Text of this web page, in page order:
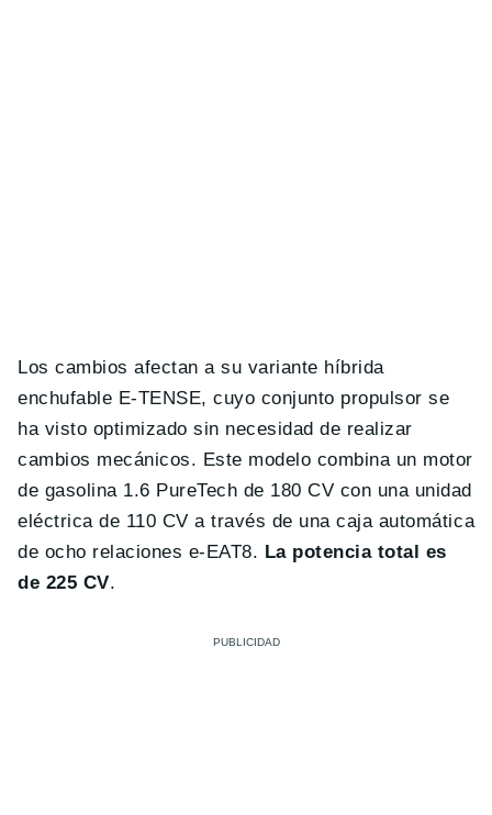
Los cambios afectan a su variante híbrida
enchufable E-TENSE, cuyo conjunto propulsor se
ha visto optimizado sin necesidad de realizar
cambios mecánicos. Este modelo combina un motor
de gasolina 1.6 PureTech de 180 CV con una unidad
eléctrica de 110 CV a través de una caja automática
de ocho relaciones e-EAT8. La potencia total es
de 225 CV.